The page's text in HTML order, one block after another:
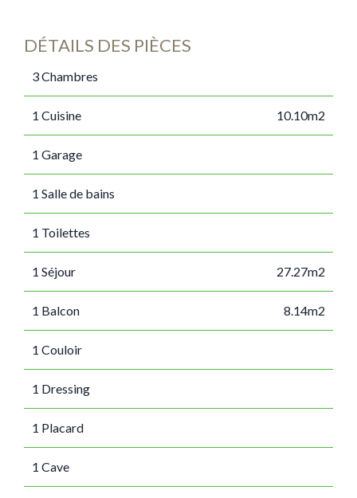
DÉTAILS DES PIÈCES
3 Chambres
1 Cuisine 10.10m2
1 Garage
1 Salle de bains
1 Toilettes
1 Séjour 27.27m2
1 Balcon 8.14m2
1 Couloir
1 Dressing
1 Placard
1 Cave